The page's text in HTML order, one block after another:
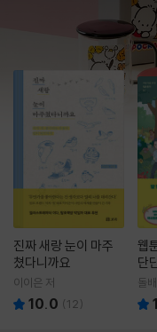
진짜 새랑 눈이 마주
쳤다니까요
이이은 저
10.0 (12)
웹
단
돌